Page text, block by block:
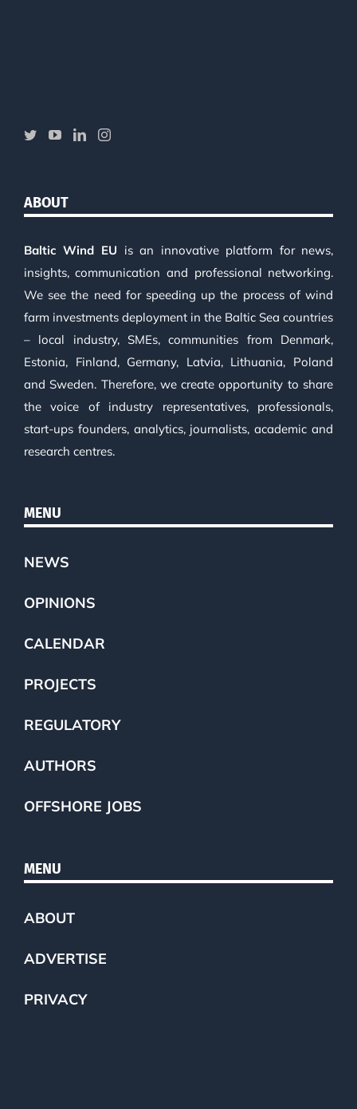
ABOUT
Baltic Wind EU is an innovative platform for news,
insights, communication and professional networking.
We see the need for speeding up the process of wind
farm investments deployment in the Baltic Sea countries
– local industry, SMEs, communities from Denmark,
Estonia, Finland, Germany, Latvia, Lithuania, Poland
and Sweden. Therefore, we create opportunity to share
the voice of industry representatives, professionals,
start-ups founders, analytics, journalists, academic and
research centres.
MENU
NEWS
OPINIONS
CALENDAR
PROJECTS
REGULATORY
AUTHORS
OFFSHORE JOBS
MENU
ABOUT
ADVERTISE
PRIVACY